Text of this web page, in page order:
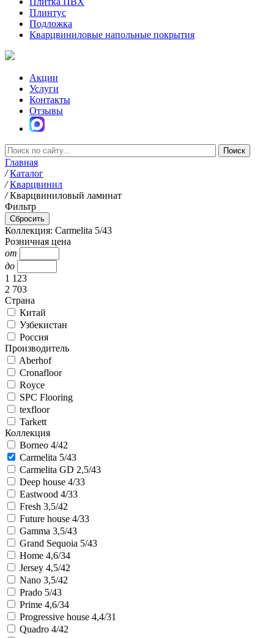
Плинтус
Подложка
Кварцвиниловые напольные покрытия
Акции
Услуги
Контакты
Отзывы
Главная
/ Каталог
/ Кварцвинил
/ Кварцвиниловый ламинат
Фильтр
Коллекция: Carmelita 5/43
Розничная цена
от
до
1 123
2 703
Страна
Китай
Узбекистан
Россия
Производитель
Aberhof
Cronafloor
Royce
SPC Flooring
texfloor
Tarkett
Коллекция
Borneo 4/42
Carmelita 5/43
Carmelita GD 2,5/43
Deep house 4/33
Eastwood 4/33
Fresh 3,5/42
Future house 4/33
Gamma 3,5/43
Grand Sequoia 5/43
Home 4,6/34
Jersey 4,5/42
Nano 3,5/42
Prado 5/43
Prime 4,6/34
Progressive house 4,4/31
Quadro 4/42